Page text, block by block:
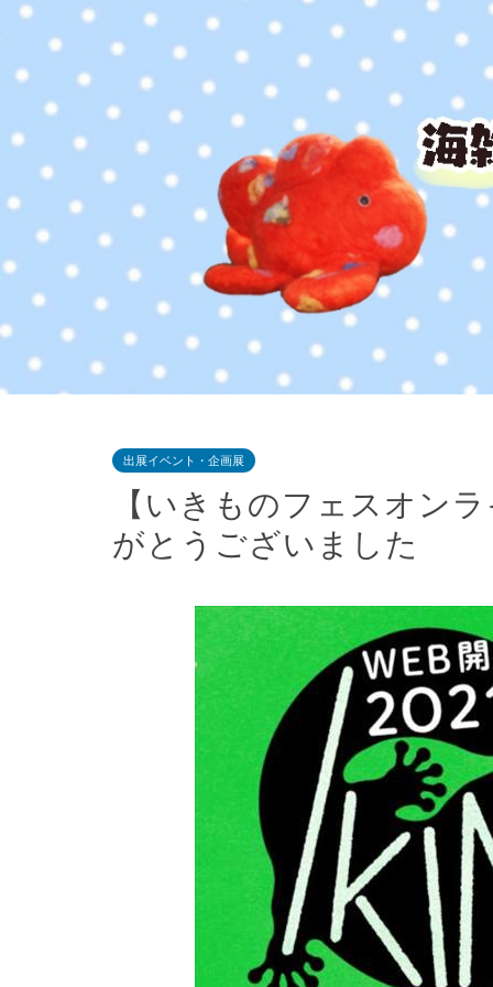
出展イベント・企画展
【いきものフェスオン
がとうございました